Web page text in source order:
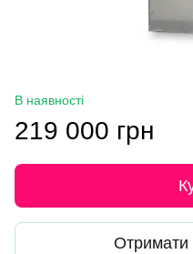
В наявності
219 000 грн
Отримати